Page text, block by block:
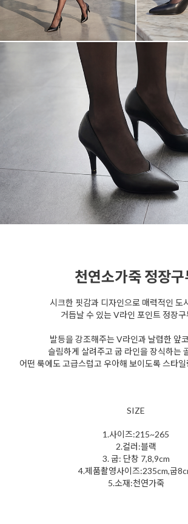
천연소가죽 정장구
시크한 핏감과 디자인으로 매력적인 도
거듭날 수 있는V라인 포인트 정장구
발등을 강조해주는 V라인과 날렵한 앞
슬림하게 살려주고 굽 라인을 장식하는
어떤 룩에도 고급스럽고 우아해 보이도록 스타
SIZE
1.사이즈:215~265
2.컬러:블랙
3. 굽: 단창 7,8,9cm
4.제품촬영사이즈:235cm,굽
5.소재:천연가죽